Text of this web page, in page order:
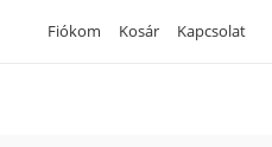
Fiókom Kosár Kapcsolat